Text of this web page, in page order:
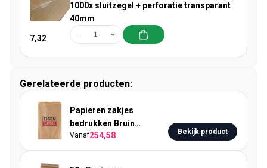
7,32
1000x sluitzegel + perforatie transparant
40mm
- +
Gerelateerde producten:
Papieren zakjes
bedrukken Bruin
17.5x26cm
Vanaf254,58 Bekijk product